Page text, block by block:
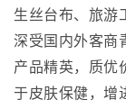
生丝台布、旅游
深受国内外客商
产品精英，质优
于皮肤保健，增